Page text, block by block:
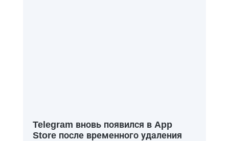
Telegram вновь появился в App
Store после временного удаления